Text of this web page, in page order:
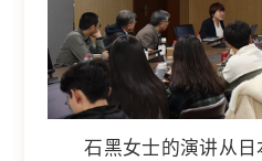
石黑女士的演讲从